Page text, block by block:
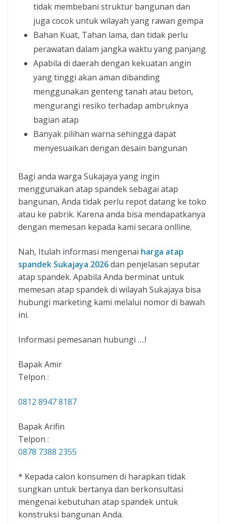
tidak membebani struktur bangunan dan
juga cocok untuk wilayah yang rawan gempa
Bahan Kuat, Tahan lama, dan tidak perlu
perawatan dalam jangka waktu yang panjang
Apabila di daerah dengan kekuatan angin
yang tinggi akan aman dibanding
menggunakan genteng tanah atau beton,
mengurangi resiko terhadap ambruknya
bagian atap
Banyak pilihan warna sehingga dapat
menyesuaikan dengan desain bangunan
Bagi anda warga Sukajaya yang ingin
menggunakan atap spandek sebagai atap
bangunan, Anda tidak perlu repot datang ke toko
atau ke pabrik. Karena anda bisa mendapatkanya
dengan memesan kepada kami secara onlline.
Nah, Itulah informasi mengenai harga atap
spandek Sukajaya 2026dan penjelasan seputar
atap spandek. Apabila Anda berminat untuk
memesan atap spandek di wilayah Sukajaya bisa
hubungi marketing kami melalui nomor di bawah
ini.
Informasi pemesanan hubungi ….!
Bapak Amir
Telpon :
0812 8947 8187
Bapak Arifin
Telpon :
0878 7388 2355
* Kepada calon konsumen di harapkan tidak
sungkan untuk bertanya dan berkonsultasi
mengenai kebutuhan atap spandek untuk
konstruksi bangunan Anda.